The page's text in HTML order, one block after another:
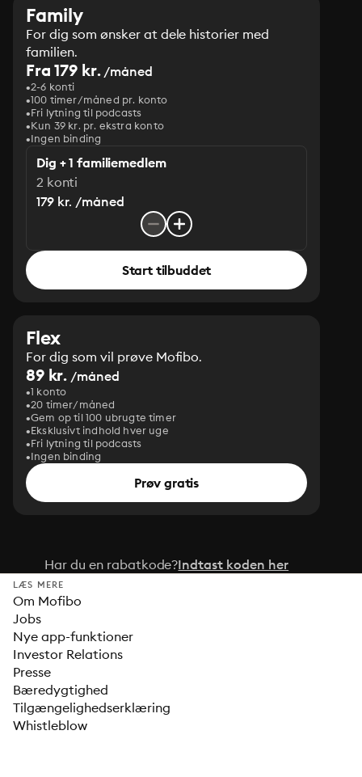
Family
For dig som ønsker at dele historier med
familien.
Fra 179 kr./måned
2-6 konti
100 timer/måned pr. konto
Fri lytning til podcasts
Kun 39 kr. pr. ekstra konto
Ingen binding
Dig + 1 familiemedlem
2 konti
179 kr. /måned
Start tilbuddet
Flex
For dig som vil prøve Mofibo.
89 kr. /måned
1 konto
20 timer/måned
Gem op til 100 ubrugte timer
Eksklusivt indhold hver uge
Fri lytning til podcasts
Ingen binding
Prøv gratis
Har du en rabatkode?Indtast koden her
LÆS MERE
Om Mofibo
Jobs
Nye app-funktioner
Investor Relations
Presse
Bæredygtighed
Tilgængelighedserklæring
Whistleblow